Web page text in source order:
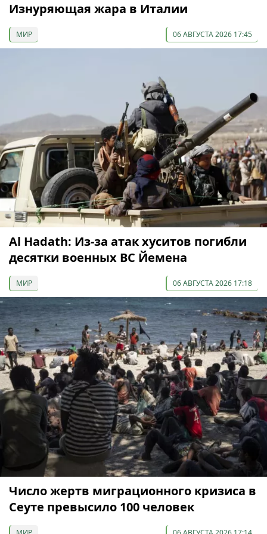
Изнуряющая жара в Италии
МИР 06 АВГУСТА 2026 17:45
Al Hadath: Из-за атак хуситов погибли
десятки военных ВС Йемена
МИР 06 АВГУСТА 2026 17:18
Число жертв миграционного кризиса в
Сеуте превысило 100 человек